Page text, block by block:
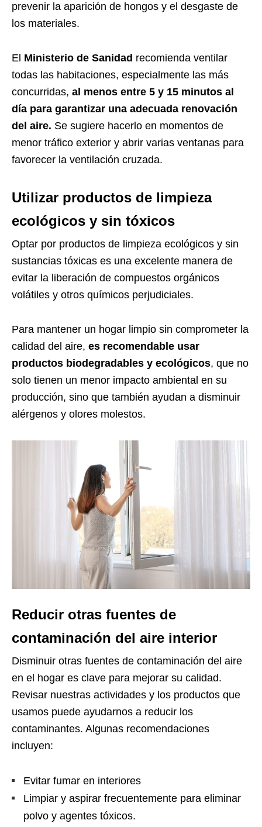
prevenir la aparición de hongos y el desgaste de
los materiales.
El Ministerio de Sanidad recomienda ventilar
todas las habitaciones, especialmente las más
concurridas, al menos entre 5 y 15 minutos al
día para garantizar una adecuada renovación
del aire. Se sugiere hacerlo en momentos de
menor tráfico exterior y abrir varias ventanas para
favorecer la ventilación cruzada.
Utilizar productos de limpieza
ecológicos y sin tóxicos
Optar por productos de limpieza ecológicos y sin
sustancias tóxicas es una excelente manera de
evitar la liberación de compuestos orgánicos
volátiles y otros químicos perjudiciales.
Para mantener un hogar limpio sin comprometer la
calidad del aire, es recomendable usar
productos biodegradables y ecológicos, que no
solo tienen un menor impacto ambiental en su
producción, sino que también ayudan a disminuir
alérgenos y olores molestos.
Reducir otras fuentes de
contaminación del aire interior
Disminuir otras fuentes de contaminación del aire
en el hogar es clave para mejorar su calidad.
Revisar nuestras actividades y los productos que
usamos puede ayudarnos a reducir los
contaminantes. Algunas recomendaciones
incluyen:
Evitar fumar en interiores
Limpiar y aspirar frecuentemente para eliminar
polvo y agentes tóxicos.